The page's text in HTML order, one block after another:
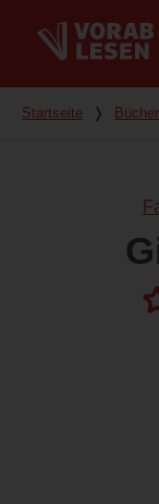
Du bist hier
Startseite ❭ Bücher